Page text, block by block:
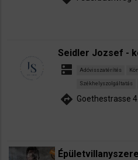
Seidler Jozsef -
dns Adóvisszatérítés
Székhelyszolgáltatás
directions Goethestrasse